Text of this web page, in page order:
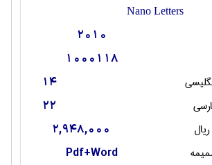
Nano Letters
2010
1000118
14
22
2,948,000
Pdf+Word